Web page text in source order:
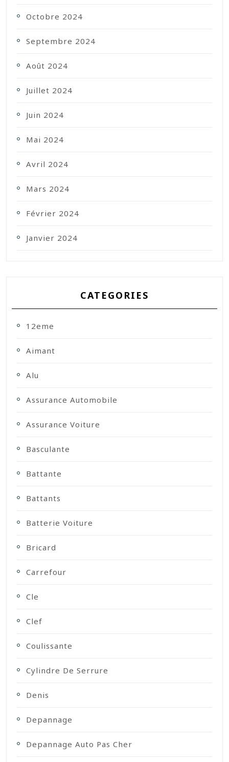
Octobre 2024
Septembre 2024
Août 2024
Juillet 2024
Juin 2024
Mai 2024
Avril 2024
Mars 2024
Février 2024
Janvier 2024
CATEGORIES
12eme
Aimant
Alu
Assurance Automobile
Assurance Voiture
Basculante
Battante
Battants
Batterie Voiture
Bricard
Carrefour
Cle
Clef
Coulissante
Cylindre De Serrure
Denis
Depannage
Depannage Auto Pas Cher